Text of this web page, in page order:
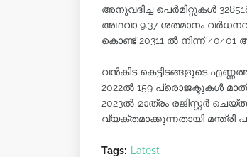
അനുവദിച്ച പെര്‍മിറ്റുകള്‍
അഥവാ 9.37 ശതമാനം
കൊണ്ട് 20311 ല്‍ നിന്ന്
വന്‍കിട കെട്ടിടങ്ങളുടെ
2022ല്‍ 159 പ്രൊജക്ടുകള്‍
2023ല്‍ മാത്രം രജിസ്റ്റര്‍
വ്യക്തമാക്കുന്നതായി മന്ത്രി
Tags: Latest